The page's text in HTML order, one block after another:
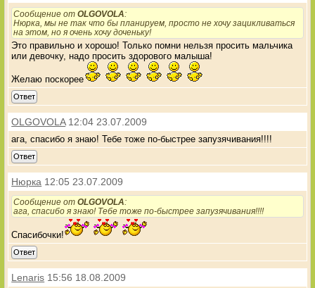
Сообщение отOLGOVOLA:
Нюрка, мы не так что бы планируем, просто не хочу зацикливаться
на этом, но я очень хочу доченьку!
Это правильно и хорошо! Только помни нельзя просить мальчика
или девочку, надо просить здорового малыша!
Желаю поскорее
Ответ
OLGOVOLA12:04 23.07.2009
ага, спасибо я знаю! Тебе тоже по-быстрее запузячивания!!!!
Ответ
Нюрка 12:05 23.07.2009
Сообщение отOLGOVOLA:
ага, спасибо я знаю! Тебе тоже по-быстрее запузячивания!!!!
Спасибочки!
Ответ
Lenaris 15:56 18.08.2009